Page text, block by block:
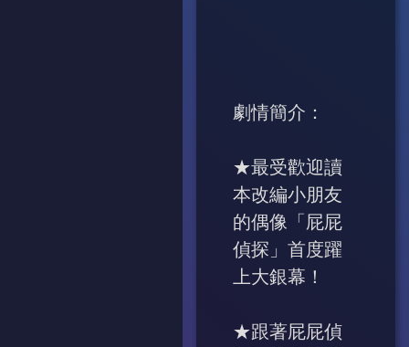
劇情簡介：
★最受歡迎讀
本改編小朋友
的偶像「屁屁
偵探」首度躍
上大銀幕！
★跟著屁屁偵